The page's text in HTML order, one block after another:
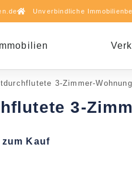
Unverbindliche
Immobilien
3-Zimmer-
3-
Kauf